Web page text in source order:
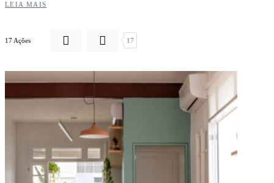
LEIA MAIS
17 Ações 17